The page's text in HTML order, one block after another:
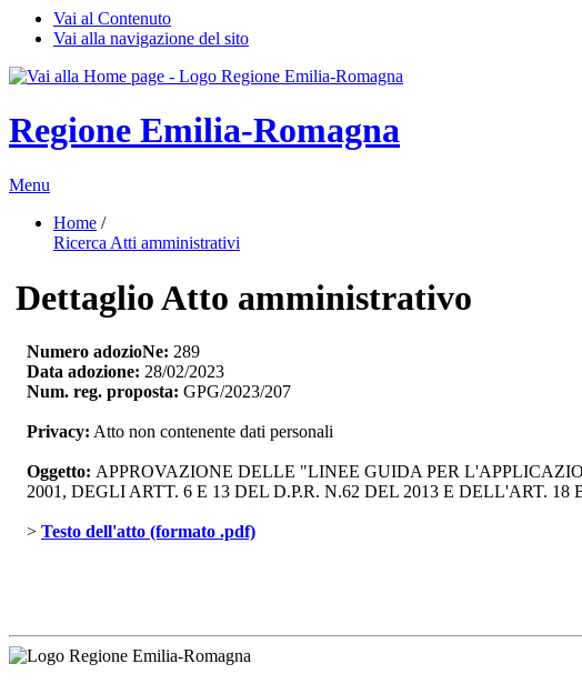
Vai al Contenuto
Vai alla navigazione del sito
Regione Emilia-Romagna
Menu
Home /
Ricerca Atti amministrativi
Dettaglio Atto amministrativo
Numero adozioNe: 289
Data adozione: 28/02/2023
Num. reg. proposta: GPG/2023/207
Privacy: Atto non contenente dati personali
Oggetto: APPROVAZIONE DELLE "LINEE GUIDA PER
2001, DEGLI ARTT. 6 E 13 DEL D.P.R. N.62 DEL 2013 E DELL'ART.
> Testo dell'atto (formato .pdf)